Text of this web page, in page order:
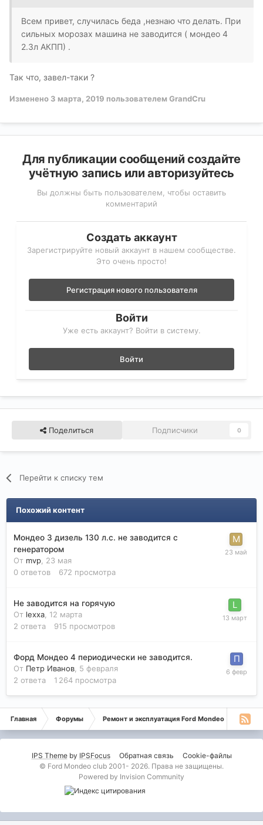
Всем привет, случилась беда ,незнаю что делать. При
сильных морозах машина не заводится ( мондео 4
2.3л АКПП) .
Так что, завел-таки ?
Изменено 3 марта, 2019 пользователем GrandCru
Для публикации сообщений создайте
учётную запись или авторизуйтесь
Вы должны быть пользователем, чтобы оставить
комментарий
Создать аккаунт
Зарегистрируйте новый аккаунт в нашем сообществе.
Это очень просто!
Регистрация нового пользователя
Войти
Уже есть аккаунт? Войти в систему.
Войти
Поделиться Подписчики 0
Перейти к списку тем
Похожий контент
Мондео 3 дизель 130 л.с. не заводится с
генератором
От mvp 23 мая
0 ответов 672 просмотра
Не заводится на горячую
От lexxa 12 марта
2 ответа 915 просмотров
Форд Мондео 4 периодически не заводится.
От Петр Иванов 5 февраля
2 ответа 1 264 просмотра
Главная Форумы Ремонт и эксплуатация Ford Mondeo
IPS Themeby IPSFocus Обратная связь
Cookie-файлы
© Ford Mondeo club 2001- 2026. Права не защищены.
Powered by Invision Community